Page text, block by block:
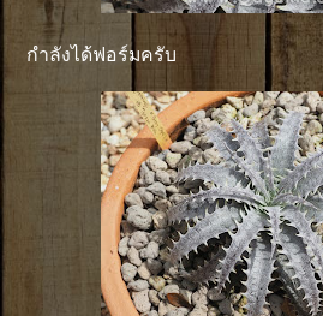
กำลังได้ฟอร์มครับ